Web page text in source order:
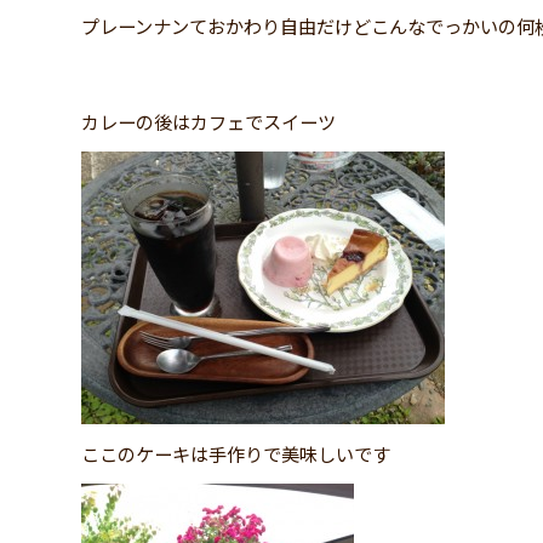
プレーンナンておかわり自由だけどこんなでっかいの何
カレーの後はカフェでスイーツ
ここのケーキは手作りで美味しいです